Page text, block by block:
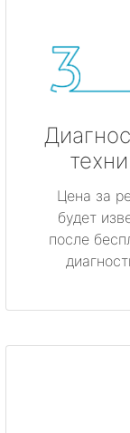
Цена за
будет
после